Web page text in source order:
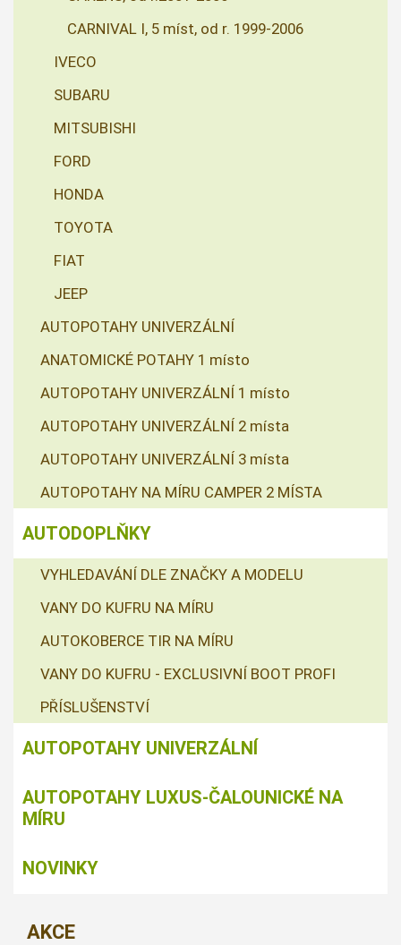
CARNIVAL I, 5 míst, od r. 1999-2006
IVECO
SUBARU
MITSUBISHI
FORD
HONDA
TOYOTA
FIAT
JEEP
AUTOPOTAHY UNIVERZÁLNÍ
ANATOMICKÉ POTAHY 1 místo
AUTOPOTAHY UNIVERZÁLNÍ 1 místo
AUTOPOTAHY UNIVERZÁLNÍ 2 místa
AUTOPOTAHY UNIVERZÁLNÍ 3 místa
AUTOPOTAHY NA MÍRU CAMPER 2 MÍSTA
AUTODOPLŇKY
VYHLEDAVÁNÍ DLE ZNAČKY A MODELU
VANY DO KUFRU NA MÍRU
AUTOKOBERCE TIR NA MÍRU
VANY DO KUFRU - EXCLUSIVNÍ BOOT PROFI
PŘÍSLUŠENSTVÍ
AUTOPOTAHY UNIVERZÁLNÍ
AUTOPOTAHY LUXUS-ČALOUNICKÉ NA
MÍRU
NOVINKY
AKCE